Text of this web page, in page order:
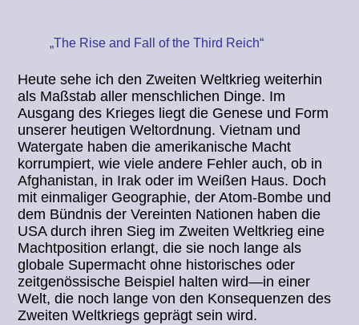
„The Rise and Fall of the Third Reich“
Heute sehe ich den Zweiten Weltkrieg weiterhin
als Maßstab aller menschlichen Dinge. Im
Ausgang des Krieges liegt die Genese und Form
unserer heutigen Weltordnung. Vietnam und
Watergate haben die amerikanische Macht
korrumpiert, wie viele andere Fehler auch, ob in
Afghanistan, in Irak oder im Weißen Haus. Doch
mit einmaliger Geographie, der Atom-Bombe und
dem Bündnis der Vereinten Nationen haben die
USA durch ihren Sieg im Zweiten Weltkrieg eine
Machtposition erlangt, die sie noch lange als
globale Supermacht ohne historisches oder
zeitgenössische Beispiel halten wird—in einer
Welt, die noch lange von den Konsequenzen des
Zweiten Weltkriegs geprägt sein wird.